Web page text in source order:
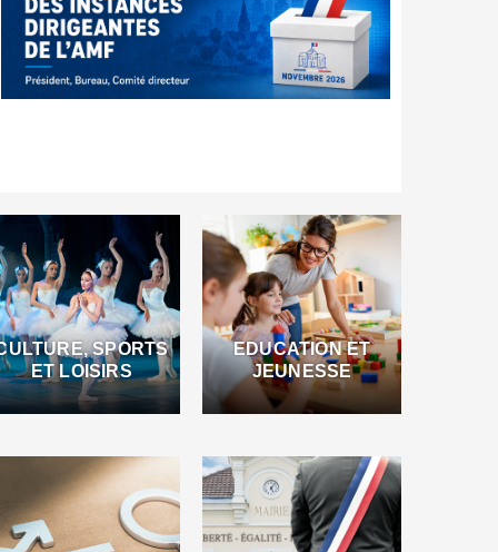
SPORTS
ET LOISIRS
EDUCATION ET
JEUNESSE